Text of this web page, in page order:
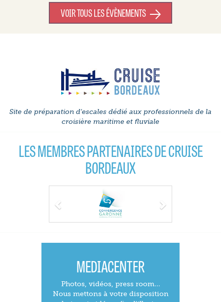
VOIR TOUS LES ÉVÈNEMENTS
Site de préparation d'escales dédié aux professionnels de la
croisière maritime et fluviale
LES MEMBRES PARTENAIRES DE CRUISE
BORDEAUX
MEDIACENTER
Photos, vidéos, press room...
Nous mettons à votre disposition